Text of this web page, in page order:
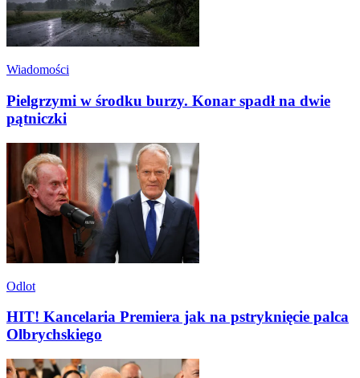
Wiadomości
Pielgrzymi w środku burzy. Konar spadł na dwie
pątniczki
Odlot
HIT! Kancelaria Premiera jak na pstryknięcie palca
Olbrychskiego